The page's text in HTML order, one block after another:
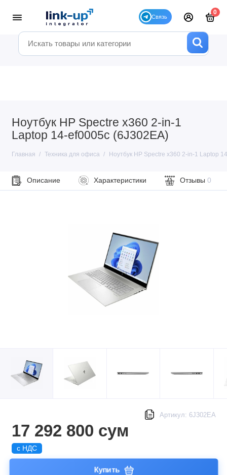
0
Ноутбук HP Spectre x360 2-in-1
Laptop 14-ef0005c (6J302EA)
Главная Техника для офиса Ноутбук HP Spectre x360 2-in-1 Laptop
Описание Характеристики Отзывы 0
Артикул: 6J302EA
17 292 800 сум
с НДС
Купить